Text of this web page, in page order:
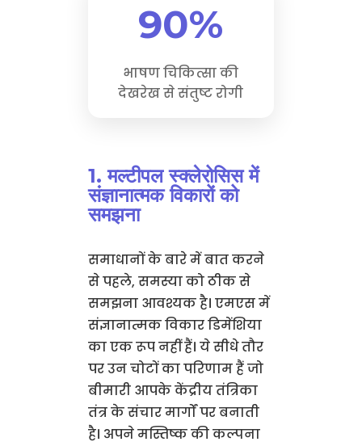
90%
भाषण चिकित्सा की
देखरेख से संतुष्ट रोगी
1. मल्टीपल स्क्लेरोसिस में
संज्ञानात्मक विकारों को
समझना
समाधानों के बारे में बात करने
से पहले, समस्या को ठीक से
समझना आवश्यक है। एमएस में
संज्ञानात्मक विकार डिमेंशिया
का एक रूप नहीं हैं। ये सीधे तौर
पर उन चोटों का परिणाम हैं जो
बीमारी आपके केंद्रीय तंत्रिका
तंत्र के संचार मार्गों पर बनाती
है। अपने मस्तिष्क की कल्पना